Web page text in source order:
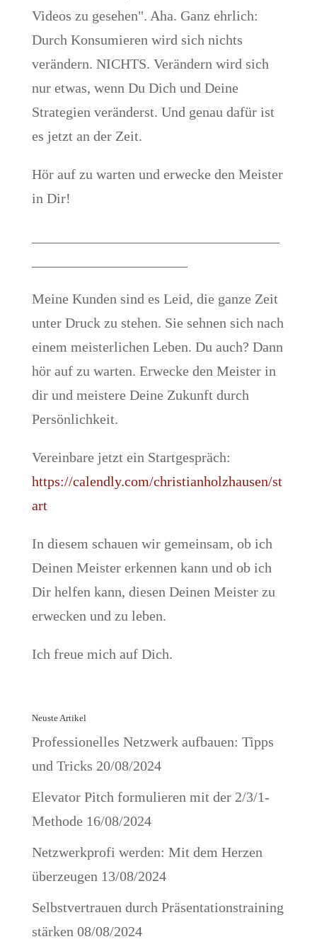
Videos zu gesehen". Aha. Ganz ehrlich:
Durch Konsumieren wird sich nichts
verändern. NICHTS. Verändern wird sich
nur etwas, wenn Du Dich und Deine
Strategien veränderst. Und genau dafür ist
es jetzt an der Zeit.
Hör auf zu warten und erwecke den Meister
in Dir!
Meine Kunden sind es Leid, die ganze Zeit
unter Druck zu stehen. Sie sehnen sich nach
einem meisterlichen Leben. Du auch? Dann
hör auf zu warten. Erwecke den Meister in
dir und meistere Deine Zukunft durch
Persönlichkeit.
Vereinbare jetzt ein Startgespräch:
https://calendly.com/christianholzhausen/st
art
In diesem schauen wir gemeinsam, ob ich
Deinen Meister erkennen kann und ob ich
Dir helfen kann, diesen Deinen Meister zu
erwecken und zu leben.
Ich freue mich auf Dich.
Neuste Artikel
Professionelles Netzwerk aufbauen: Tipps
und Tricks 20/08/2024
Elevator Pitch formulieren mit der 2/3/1-
Methode 16/08/2024
Netzwerkprofi werden: Mit dem Herzen
überzeugen 13/08/2024
Selbstvertrauen durch Präsentationstraining
stärken 08/08/2024